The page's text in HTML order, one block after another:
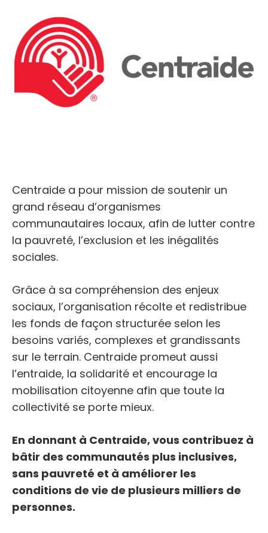
Centraide a pour mission de soutenir un
grand réseau d’organismes
communautaires locaux, afin de lutter contre
la pauvreté, l’exclusion et les inégalités
sociales.
Grâce à sa compréhension des enjeux
sociaux, l’organisation récolte et redistribue
les fonds de façon structurée selon les
besoins variés, complexes et grandissants
sur le terrain. Centraide promeut aussi
l’entraide, la solidarité et encourage la
mobilisation citoyenne afin que toute la
collectivité se porte mieux.
En donnant à Centraide, vous contribuez à
bâtir des communautés plus inclusives,
sans pauvreté et à améliorer les
conditions de vie de plusieurs milliers de
personnes.